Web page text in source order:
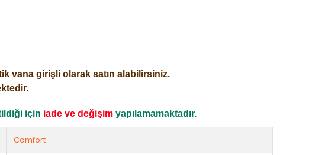
vana girişli olarak satın alabilirsiniz.
için iade ve değişim yapılamamaktadır.
Comfort